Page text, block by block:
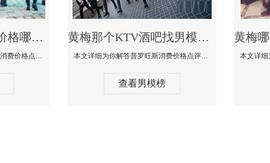
黄梅KTV男模小费价格哪家便宜-宝马会KTV消费口碑点评
本文详细为你解答宝马会KTV消费价格点评，更多关于KTV男模小费价格哪家便宜免费咨询1333 867 6881微信同步！
黄梅那个KTV酒吧找男模帅哥男妓多-普罗旺斯KTV真实口碑点评
本文详细为你解答普罗旺斯消费价格点评，更多关于那个KTV酒吧找男模帅哥最多免费咨询1333 867 6881微信同步！
查看男模榜